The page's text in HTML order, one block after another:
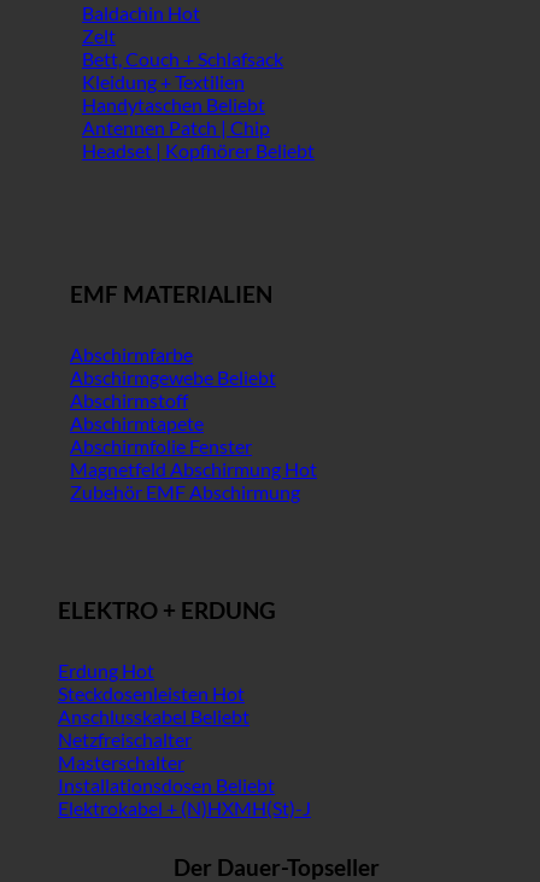
Baldachin
Zelt
Bett, Couch + Schlafsack
Kleidung + Textilien
Handytaschen
Antennen Patch | Chip
Headset | Kopfhörer
EMF MATERIALIEN
Abschirmfarbe
Abschirmgewebe
Abschirmstoff
Abschirmtapete
Abschirmfolie Fenster
Magnetfeld Abschirmung
Zubehör EMF Abschirmung
ELEKTRO + ERDUNG
Erdung
Steckdosenleisten
Anschlusskabel
Netzfreischalter
Masterschalter
Installationsdosen
Elektrokabel + (N)HXMH(St)-J
Der Dauer-Topseller